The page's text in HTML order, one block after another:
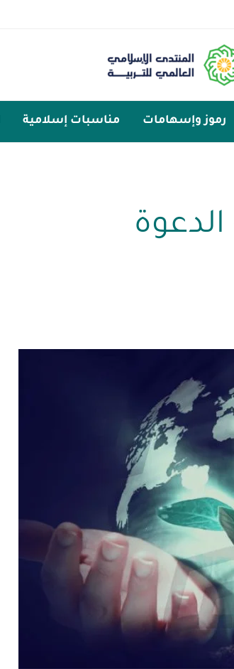
رموز وإسهامات مناسبات إسلامية
الدعوة